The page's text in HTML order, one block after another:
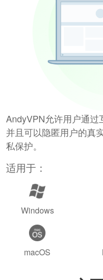
AndyVPN允许用户通过
并且可以隐匿用户的真
私保护。
适用于：
Windows
macOS